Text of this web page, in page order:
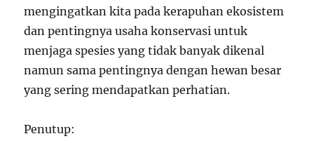
mengingatkan kita pada kerapuhan ekosistem
dan pentingnya usaha konservasi untuk
menjaga spesies yang tidak banyak dikenal
namun sama pentingnya dengan hewan besar
yang sering mendapatkan perhatian.
Penutup: